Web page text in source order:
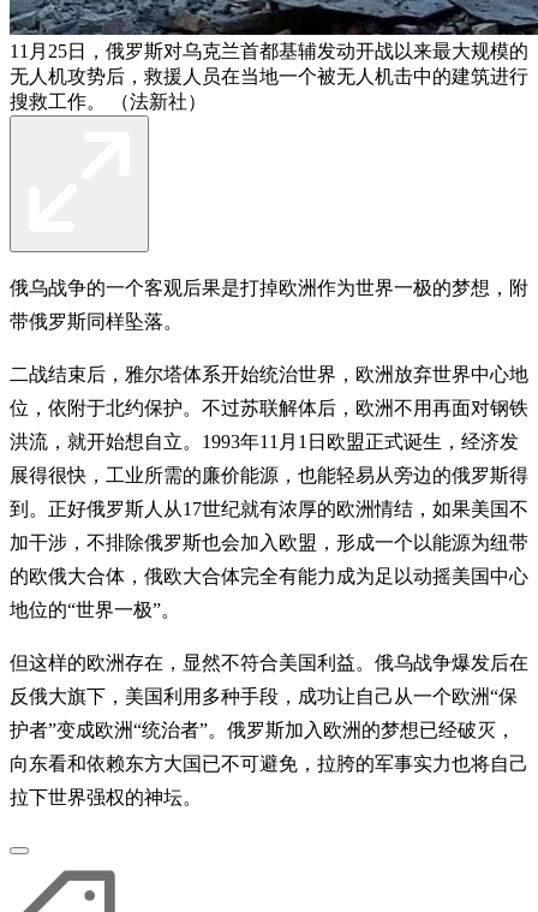
11月25日，俄罗斯对乌克兰首都基辅发动开战以来最大规模的
无人机攻势后，救援人员在当地一个被无人机击中的建筑进行
搜救工作。 （法新社）
俄乌战争的一个客观后果是打掉欧洲作为世界一极的梦想，附
带俄罗斯同样坠落。
二战结束后，雅尔塔体系开始统治世界，欧洲放弃世界中心地
位，依附于北约保护。不过苏联解体后，欧洲不用再面对钢铁
洪流，就开始想自立。1993年11月1日欧盟正式诞生，经济发
展得很快，工业所需的廉价能源，也能轻易从旁边的俄罗斯得
到。正好俄罗斯人从17世纪就有浓厚的欧洲情结，如果美国不
加干涉，不排除俄罗斯也会加入欧盟，形成一个以能源为纽带
的欧俄大合体，俄欧大合体完全有能力成为足以动摇美国中心
地位的“世界一极”。
但这样的欧洲存在，显然不符合美国利益。俄乌战争爆发后在
反俄大旗下，美国利用多种手段，成功让自己从一个欧洲“保
护者”变成欧洲“统治者”。俄罗斯加入欧洲的梦想已经破灭，
向东看和依赖东方大国已不可避免，拉胯的军事实力也将自己
拉下世界强权的神坛。